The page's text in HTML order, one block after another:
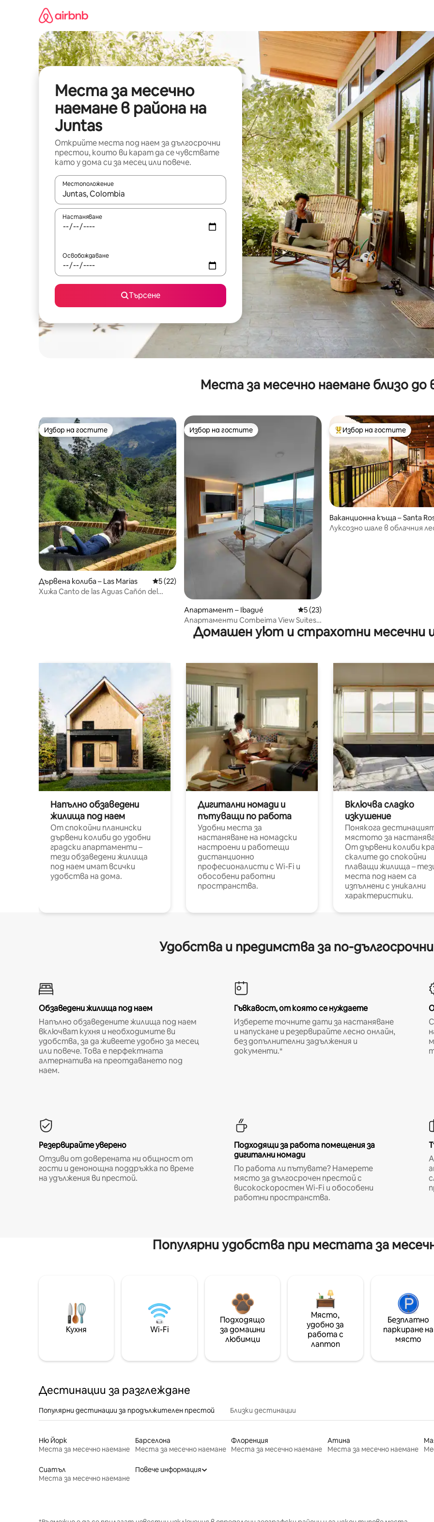
съдържанието
Места за месечно
наемане в района на
Juntas
Открийте места под наем за дългосрочни
престои, които ви карат да се чувствате
като у дома си за месец или повече.
Местоположение
Когато резултатите се покажат, използвайте клавишите със стрелки нагоре и надолу или навигирайте с
Настаняване
Освобождаване
Търсене
Места за месечно наемане близо до
Избор на гостите
Избор на гостите
Дървена колиба – Las Marias Средна оценка: 5 от 5, 22 отзива
5 (22)
Хижа Canto de las Aguas Cañón del
Избор на гостите
Избор на гостите
Апартамент – Ibagué Средна оценка: 5 от 5, 23 отзива
5 (23)
Апартаменти Combeima View Suites –
частен живот
Най-популярен избор на
Избор на гостите
Ваканционна къща – Santa
de Cabal
Луксозно шале в облачния
Домашен уют и страхотни месечни
Напълно обзаведени
жилища под наем
От спокойни планински
дървени колиби до удобни
градски апартаменти –
тези обзаведени жилища
под наем имат всички
удобства на дома.
Дигитални номади и
пътуващи по работа
Удобни места за
настаняване на номадски
настроени и работещи
дистанционно
професионалисти с Wi-Fi и
обособени работни
пространства.
Включва сладко
изкушение
Понякога
мястото за
От дървени колиби
скалите до спокойни
плаващи жилища –
места под наем са
изпълнени с уникални
характеристики.
Удобства и предимства за по-
Обзаведени жилища под наем
Напълно обзаведените жилища под наем
включват кухня и необходимите ви
удобства, за да живеете удобно за месец
или повече. Това е перфектната
алтернатива на преотдаването под
наем.
Гъвкавост, от която се нуждаете
Изберете точните дати за настаняване
и напускане и резервирайте лесно онлайн,
без допълнителни задължения и
документи.*
Резервирайте уверено
Отзиви от доверената ни общност от
гости и денонощна поддръжка по време
на удължения ви престой.
Подходящи за работа помещения за
дигитални номади
По работа ли пътувате? Намерете
място за дългосрочен престой с
високоскоростен Wi-Fi и обособени
работни пространства.
Популярни удобства при местата за
Кухня Wi-Fi
Подходящо
за домашни
любимци
Място,
удобно за
работа с
лаптоп
Безплатно
паркиране на
място
Дестинации за разглеждане
Популярни дестинации за продължителен престой Близки дестинации
Ню Йорк
Места за месечно наемане
Барселона
Места за месечно наемане
Флоренция
Места за месечно наемане
Атина
Места за месечно наемане
Сиатъл
Места за месечно наемане
Повече информация